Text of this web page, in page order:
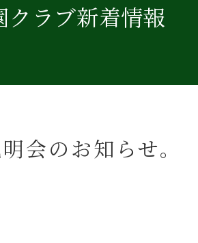
クラブ新着情報
会のお知らせ。